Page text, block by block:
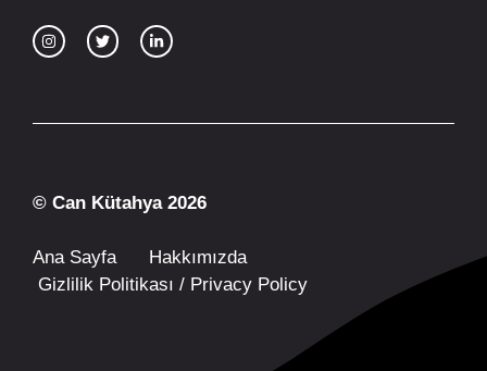
© Can Kütahya 2026
Ana Sayfa
Hakkımızda
Gizlilik Politikası / Privacy Policy